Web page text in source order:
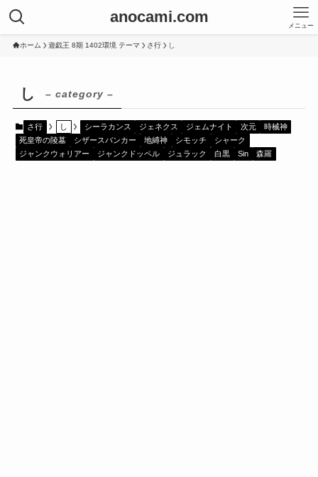
anocami.com メニュー
ホーム 遊戯王 8期 1402環境 テーマ さ行 し
し – category –
さ行 し シーラカンス ジェネクス ジェムナイト 次元
時械神
死皇帝の陵墓
シザースバンカー 地縛神 シモッチ
シャーク
ジャンクウォリアー
ジャンクドッペル ジュラック 白黒 Sin 森羅